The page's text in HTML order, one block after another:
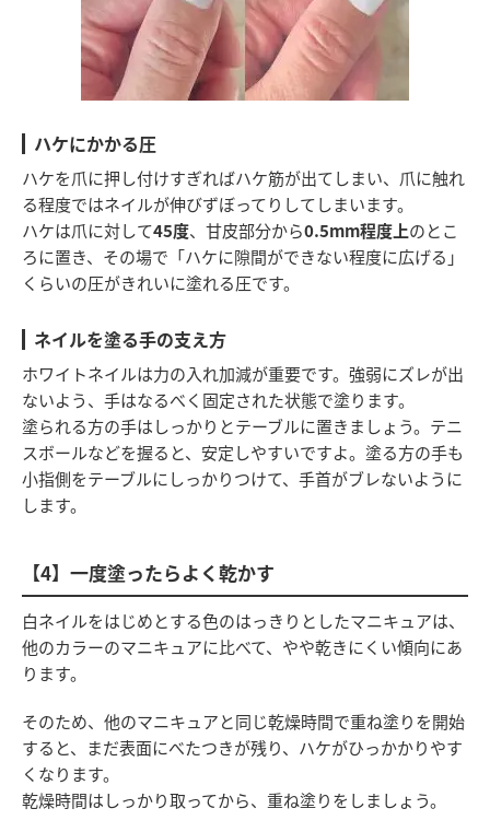
ハケにかかる圧
ハケを爪に押し付けすぎればハケ筋が出てしまい、爪に触れ
る程度ではネイルが伸びずぼってりしてしまいます。
ハケは爪に対して45度、甘皮部分から0.5mm程度上のとこ
ろに置き、その場で「ハケに隙間ができない程度に広げる」
くらいの圧がきれいに塗れる圧です。
ネイルを塗る手の支え方
ホワイトネイルは力の入れ加減が重要です。強弱にズレが出
ないよう、手はなるべく固定された状態で塗ります。
塗られる方の手はしっかりとテーブルに置きましょう。テニ
スボールなどを握ると、安定しやすいですよ。塗る方の手も
小指側をテーブルにしっかりつけて、手首がブレないように
します。
【4】一度塗ったらよく乾かす
白ネイルをはじめとする色のはっきりとしたマニキュアは、
他のカラーのマニキュアに比べて、やや乾きにくい傾向にあ
ります。
そのため、他のマニキュアと同じ乾燥時間で重ね塗りを開始
すると、まだ表面にべたつきが残り、ハケがひっかかりやす
くなります。
乾燥時間はしっかり取ってから、重ね塗りをしましょう。